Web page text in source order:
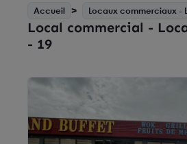
Accueil Locaux commerciaux -
Local commercial -
- 19